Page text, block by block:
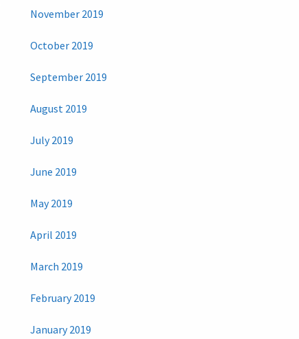
November 2019
October 2019
September 2019
August 2019
July 2019
June 2019
May 2019
April 2019
March 2019
February 2019
January 2019